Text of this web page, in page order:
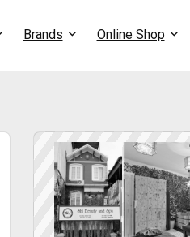
Brands Online Shop